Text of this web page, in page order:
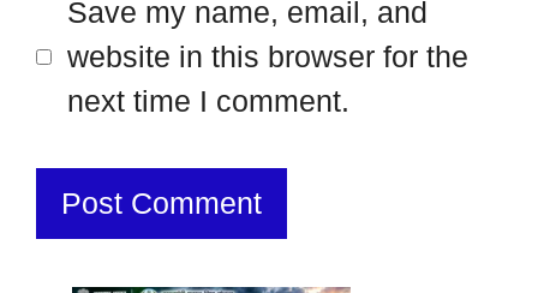
Save my name, email, and
website in this browser for the
next time I comment.